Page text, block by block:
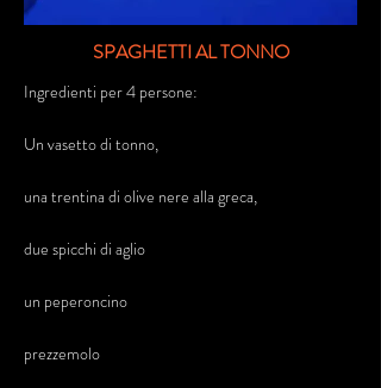
SPAGHETTI AL TONNO
Ingredienti per 4 persone:
Un vasetto di tonno,
una trentina di olive nere alla greca,
due spicchi di aglio
un peperoncino
prezzemolo